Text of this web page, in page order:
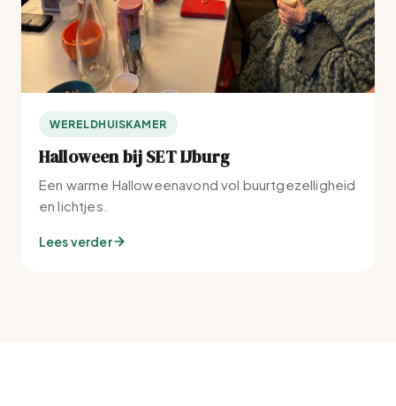
WERELDHUISKAMER
Halloween bij SET IJburg
Een warme Halloweenavond vol buurtgezelligheid
en lichtjes.
Lees verder